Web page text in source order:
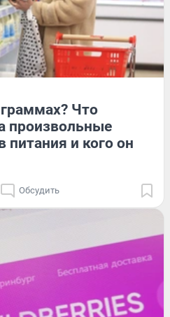
Что
произвольные
и кого он
Обсудить